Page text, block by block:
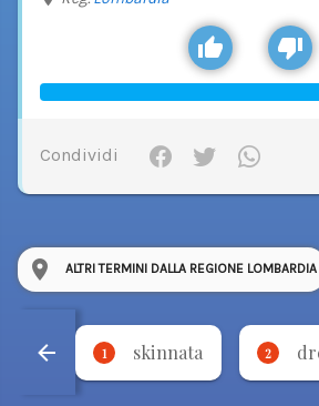
Condividi
ALTRI TERMINI DALLA REGIONE LOMBARDIA
1 skinnata 2